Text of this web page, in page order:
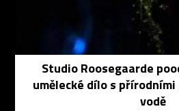
Studio Roosegaarde
umělecké dílo s
vodě